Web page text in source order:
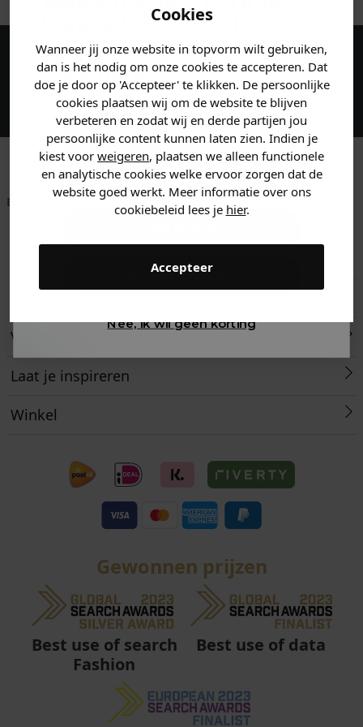
Cookies
Wanneer jij onze website in topvorm wilt gebruiken,
dan is het nodig om onze cookies te accepteren. Dat
doe je door op 'Accepteer' te klikken. De persoonlijke
cookies plaatsen wij om de website te blijven
verbeteren en zodat wij en derde partijen jou
persoonlijke content kunnen laten zien. Indien je
kiest voor weigeren, plaatsen we alleen functionele
en analytische cookies welke ervoor zorgen dat de
website goed werkt. Meer informatie over ons
cookiebeleid lees je hier.
Accepteer
Maak een account aan en ontvang 5%
korting op je eerste bestelling!
Betaal achteraf met
Voor 23:59 besteld
is morgen in huis!*
Klanten beoordelen
Verzend- en retourinformatie
Laat je inspireren
Winkel
Gewonnen prijzen
Best use of search
Fashion
Best use of data
krijg jij? (Tot-30%
Vertel ons waar je naar op
zoek bent. 👇
Heren kleding
Dames kleding
Gewoon rondkijken
Nee, ik wil geen korting